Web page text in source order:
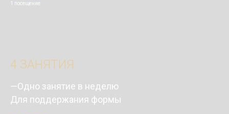
1 посещение
4 ЗАНЯТИЯ
—Одно занятие в неделю
Для поддержания формы